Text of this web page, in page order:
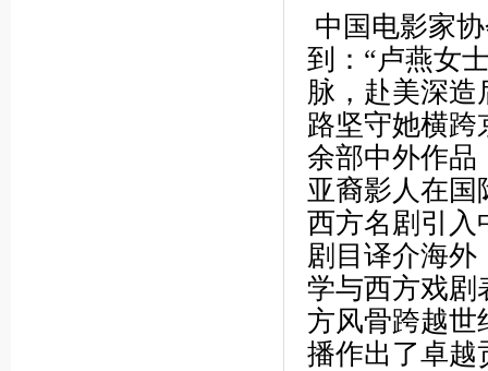
中国电影家
到：“卢燕女
脉，赴美深
路坚守她横跨
余部中外作品
亚裔影人在国
西方名剧引入
剧目译介海
学与西方戏剧
方风骨跨越世
播作出了卓越